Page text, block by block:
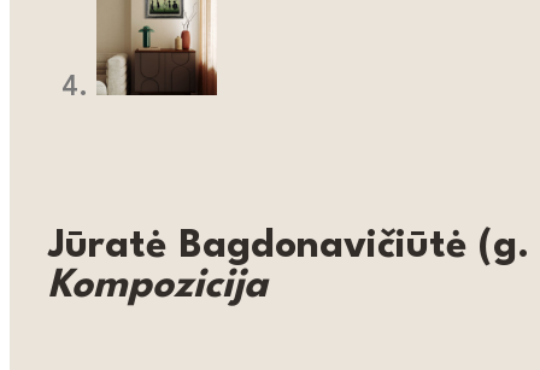
Jūratė Bagdonavičiūtė (g.
Kompozicija